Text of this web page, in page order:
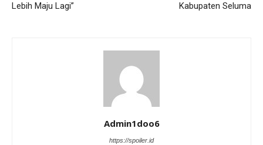
Lebih Maju Lagi”
Kabupaten Seluma
Admin1doo6
https://spoiler.id